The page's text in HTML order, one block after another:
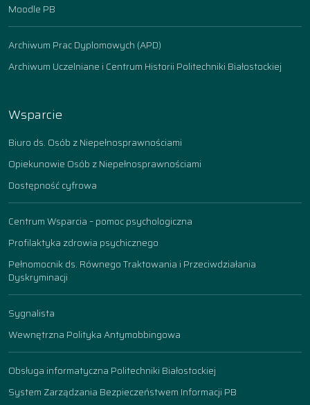
Moodle PB
Archiwum Prac Dyplomowych (APD)
Archiwum Uczelniane i Centrum Historii Politechniki Białostockiej
Wsparcie
Biuro ds. Osób z Niepełnosprawnościami
Opiekunowie Osób z Niepełnosprawnościami
Dostępność cyfrowa
Centrum Wsparcia – pomoc psychologiczna
Profilaktyka zdrowia psychicznego
Pełnomocnik ds. Równego Traktowania i Przeciwdziałania
Dyskryminacji
Sygnalista
Wewnętrzna Polityka Antymobbingowa
Obsługa informatyczna Politechniki Białostockiej
System Zarządzania Bezpieczeństwem Informacji PB